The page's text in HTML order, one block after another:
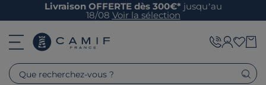
Livraison OFFERTE dès 300€* jusqu’au
18/08 Voir la sélection
Que recherchez-vous ?